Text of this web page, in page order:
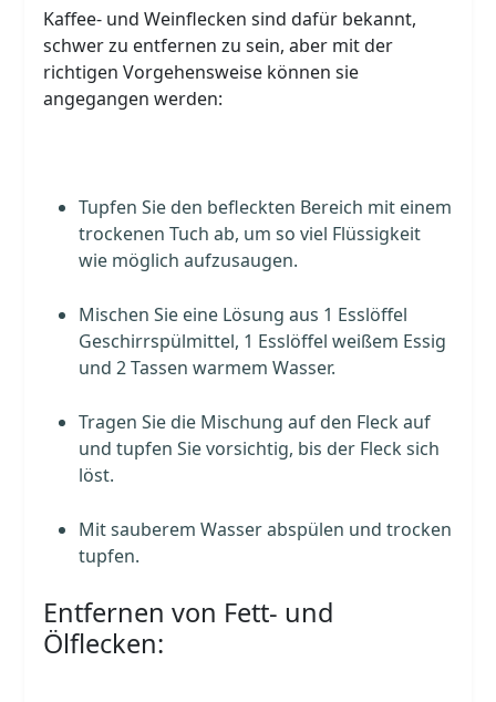
Kaffee- und Weinflecken sind dafür bekannt,
schwer zu entfernen zu sein, aber mit der
richtigen Vorgehensweise können sie
angegangen werden:
Tupfen Sie den befleckten Bereich mit einem
trockenen Tuch ab, um so viel Flüssigkeit
wie möglich aufzusaugen.
Mischen Sie eine Lösung aus 1 Esslöffel
Geschirrspülmittel, 1 Esslöffel weißem Essig
und 2 Tassen warmem Wasser.
Tragen Sie die Mischung auf den Fleck auf
und tupfen Sie vorsichtig, bis der Fleck sich
löst.
Mit sauberem Wasser abspülen und trocken
tupfen.
Entfernen von Fett- und
Ölflecken: